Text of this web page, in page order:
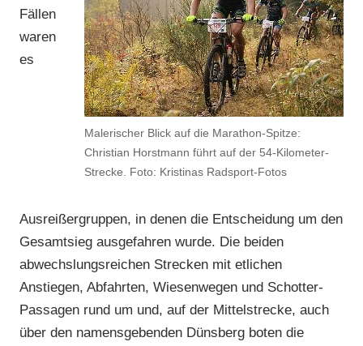
Malerischer Blick auf die Marathon-Spitze:
Christian Horstmann führt auf der 54-Kilometer-
Strecke. Foto: Kristinas Radsport-Fotos
Fällen
waren
es
Ausreißergruppen, in denen die Entscheidung um den
Gesamtsieg ausgefahren wurde. Die beiden
abwechslungsreichen Strecken mit etlichen
Anstiegen, Abfahrten, Wiesenwegen und Schotter-
Passagen rund um und, auf der Mittelstrecke, auch
über den namensgebenden Dünsberg boten die